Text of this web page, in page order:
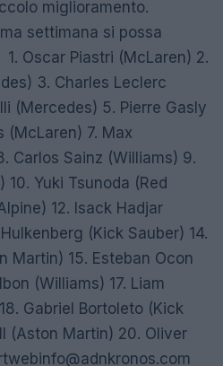
miglioramento.
settimana si possa
Oscar Piastri (McLaren) 2.
3. Charles Leclerc
(Mercedes) 5. Pierre Gasly
(McLaren) 7. Max
Carlos Sainz (Williams) 9.
10. Yuki Tsunoda (Red
12. Isack Hadjar
(Kick Sauber) 14.
Martin) 15. Esteban Ocon
(Williams) 17. Liam
Gabriel Bortoleto (Kick
(Aston Martin) 20. Oliver